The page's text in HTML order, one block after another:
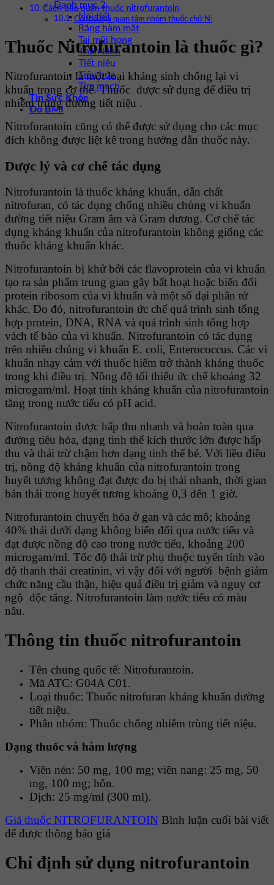
Danh mục 2
Nội tiết
Răng hàm mặt
Tai mũi họng
Thần kinh
Tiết niệu
Tiêu hóa
Tim mạch
Tin Sức Khỏe
Đo BMI
Cách bảo quản thuốc nitrofurantoin
Có thể bạn quan tâm nhóm thuốc chữ N:
Thuốc Nitrofurantoin là thuốc gì?
Nitrofurantoin là một loại kháng sinh chống lại vi
khuẩn trong cơ thể. Thuốc được sử dụng để điều trị
nhiễm trùng đường tiết niệu .
Nitrofurantoin cũng có thể được sử dụng cho các mục
đích không được liệt kê trong hướng dẫn thuốc này.
Dược lý và cơ chế tác dụng
Nitrofurantoin là thuốc kháng khuẩn, dẫn chất
nitrofuran, có tác dụng chống nhiều chủng vi khuẩn
đường tiết niệu Gram âm và Gram dương. Cơ chế tác
dụng kháng khuẩn của nitrofurantoin không giống các
thuốc kháng khuẩn khác.
Nitrofurantoin bị khử bởi các flavoprotein của vi khuẩn
tạo ra sản phẩm trung gian gây bất hoạt hoặc biến đổi
protein ribosom của vi khuẩn và một số đại phân tử
khác. Do đó, nitrofurantoin ức chế quá trình sinh tổng
hợp protein, DNA, RNA và quá trình sinh tổng hợp
vách tế bào của vi khuẩn. Nitrofurantoin có tác dụng
trên nhiều chủng vi khuẩn E. coli, Enterococcus. Các vi
khuẩn nhạy cảm với thuốc hiếm trở thành kháng thuốc
trong khi điều trị. Nồng độ tối thiểu ức chế khoảng 32
microgam/ml. Hoạt tính kháng khuẩn của nitrofurantoin
tăng trong nước tiểu có pH acid.
Nitrofurantoin được hấp thu nhanh và hoàn toàn qua
đường tiêu hóa, dạng tinh thể kích thước lớn được hấp
thu và thải trừ chậm hơn dạng tinh thể bé. Với liều điều
trị, nồng độ kháng khuẩn của nitrofurantoin trong
huyết tương không đạt được do bị thải nhanh, thời gian
bán thải trong huyết tương khoảng 0,3 đến 1 giờ.
Nitrofurantoin chuyển hóa ở gan và các mô; khoảng
40% thải dưới dạng không biến đổi qua nước tiểu và
đạt được nồng độ cao trong nước tiểu, khoảng 200
microgam/ml. Tốc độ thải trừ phụ thuộc tuyến tính vào
độ thanh thải creatinin, vì vậy đối với người bệnh giảm
chức năng cầu thận, hiệu quả điều trị giảm và nguy cơ
ngộ độc tăng. Nitrofurantoin làm nước tiểu có màu
nâu.
Thông tin thuốc nitrofurantoin
Tên chung quốc tế: Nitrofurantoin.
Mã ATC: G04A C01.
Loại thuốc: Thuốc nitrofuran kháng khuẩn đường
tiết niệu.
Phân nhóm: Thuốc chống nhiễm trùng tiết niệu.
Dạng thuốc và hàm lượng
Viên nén: 50 mg, 100 mg; viên nang: 25 mg, 50
mg, 100 mg; hỗn.
Dịch: 25 mg/ml (300 ml).
Giá thuốc NITROFURANTOIN Bình luận cuối bài viết
để được thông báo giá
Chỉ định sử dụng nitrofurantoin